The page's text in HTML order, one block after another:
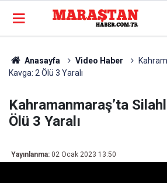
Anasayfa Video Haber
Kavga: 2 Ölü 3 Yaralı
Kahramanmaraş’ta
Ölü 3 Yaralı
Yayınlanma: 02 Ocak 2023 13:50